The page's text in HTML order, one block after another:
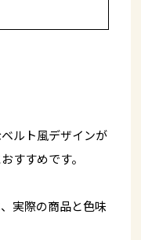
ルト風デザインが
すすめです。
実際の商品と色味